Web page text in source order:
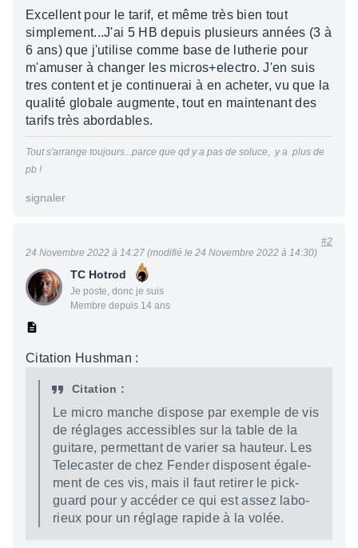
Excellent pour le tarif, et même très bien tout
simplement...J'ai 5 HB depuis plusieurs années (3 à
6 ans) que j'utilise comme base de lutherie pour
m'amuser à changer les micros+electro. J'en suis
tres content et je continuerai à en acheter, vu que la
qualité globale augmente, tout en maintenant des
tarifs très abordables.
Tout s'arrange toujours...parce que qd y a pas de soluce, y a plus de
pb !
signaler
TC Hotrod
Je poste, donc je suis
Membre depuis 14 ans
24 Novembre 2022 à 14:27 (modifié le 24 Novembre 2022 à 14:30)
#2
Citation Hushman :
Citation :
Le micro manche dispose par exemple de vis
de réglages acces­sibles sur la table de la
guitare, permet­tant de varier sa hauteur. Les
Tele­cas­ter de chez Fender disposent égale­
ment de ces vis, mais il faut reti­rer le pick­
guard pour y accé­der ce qui est assez labo­
rieux pour un réglage rapide à la volée.